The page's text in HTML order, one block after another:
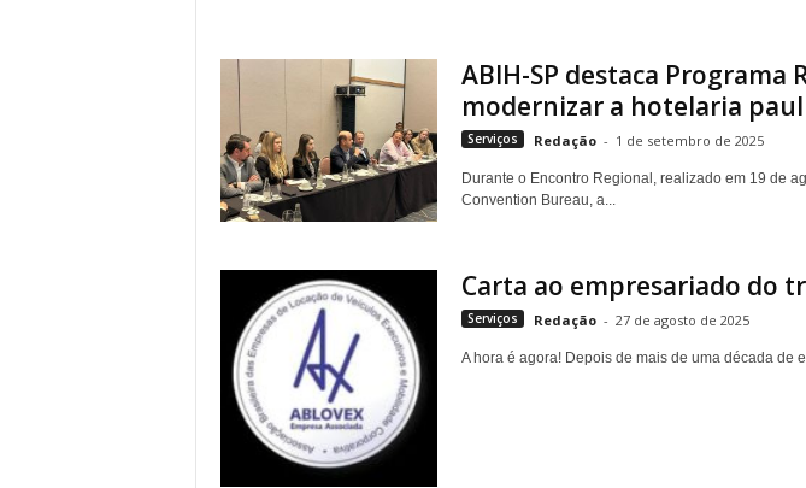
ABIH-SP destaca
modernizar a hotelaria
Serviços Redação - 1 de setembro de 2025
Durante o Encontro Regional, realizado em 19 de
Convention Bureau, a...
Carta ao empresariado do
Serviços Redação - 27 de agosto de 2025
A hora é agora! Depois de mais de uma década de